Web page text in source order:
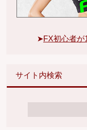
➤FX初心者
サイト内検索